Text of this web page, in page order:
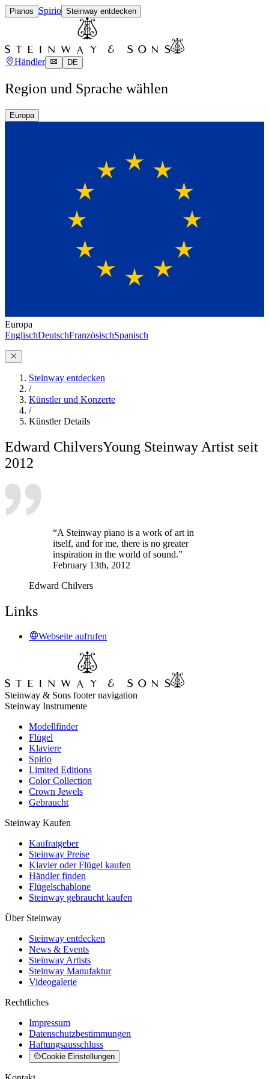
Pianos Spirio Steinway entdecken
Händler DE
Region und Sprache wählen
Europa
Europa
EnglischDeutschFranzösischSpanisch
Steinway entdecken
/
Künstler und Konzerte
/
Künstler Details
Edward ChilversYoung Steinway Artist seit
2012
“A Steinway piano is a work of art in
itself, and for me, there is no greater
inspiration in the world of sound.”
February 13th, 2012
Edward Chilvers
Links
Webseite aufrufen
Steinway & Sons footer navigation
Steinway Instrumente
Modellfinder
Flügel
Klaviere
Spirio
Limited Editions
Color Collection
Crown Jewels
Gebraucht
Steinway Kaufen
Kaufratgeber
Steinway Preise
Klavier oder Flügel kaufen
Händler finden
Flügelschablone
Steinway gebraucht kaufen
Über Steinway
Steinway entdecken
News & Events
Steinway Artists
Steinway Manufaktur
Videogalerie
Rechtliches
Impressum
Datenschutzbestimmungen
Haftungsausschluss
Cookie Einstellungen